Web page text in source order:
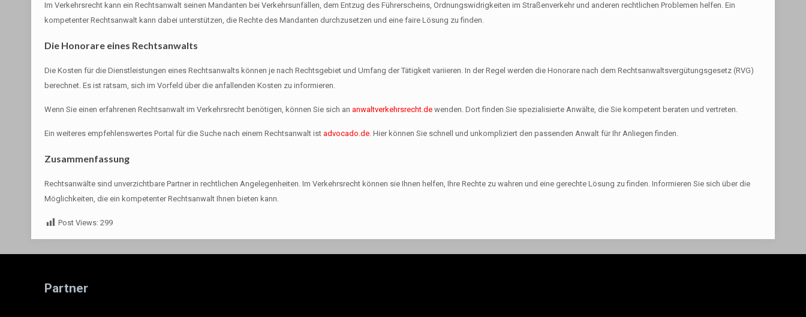
Im Verkehrsrecht kann ein Rechtsanwalt seinen Mandanten bei Verkehrsunfällen, dem Entzug des Führerscheins, Ordnungswidrigkeiten im Straßenverkehr und anderen rechtlichen Problemen helfen. Ein
kompetenter Rechtsanwalt kann dabei unterstützen, die Rechte des Mandanten durchzusetzen und eine faire Lösung zu finden.
Die Honorare eines Rechtsanwalts
Die Kosten für die Dienstleistungen eines Rechtsanwalts können je nach Rechtsgebiet und Umfang der Tätigkeit variieren. In der Regel werden die Honorare nach dem Rechtsanwaltsvergütungsgesetz (RVG)
berechnet. Es ist ratsam, sich im Vorfeld über die anfallenden Kosten zu informieren.
Wenn Sie einen erfahrenen Rechtsanwalt im Verkehrsrecht benötigen, können Sie sich ananwaltverkehrsrecht.de wenden. Dort finden Sie spezialisierte Anwälte, die Sie kompetent beraten und vertreten.
Ein weiteres empfehlenswertes Portal für die Suche nach einem Rechtsanwalt istadvocado.de. Hier können Sie schnell und unkompliziert den passenden Anwalt für Ihr Anliegen finden.
Zusammenfassung
Rechtsanwälte sind unverzichtbare Partner in rechtlichen Angelegenheiten. Im Verkehrsrecht können sie Ihnen helfen, Ihre Rechte zu wahren und eine gerechte Lösung zu finden. Informieren Sie sich über die
Möglichkeiten, die ein kompetenter Rechtsanwalt Ihnen bieten kann.
Post Views: 299
Partner